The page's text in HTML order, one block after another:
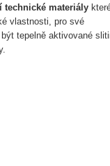
technické materiály
vlastnosti, pro své
tepelně aktivované